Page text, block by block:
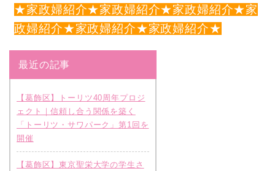
★家政婦紹介★家政婦紹介★家政婦紹介★家
政婦紹介★家政婦紹介★家政婦紹介★
最近の記事
【葛飾区】トーリツ40周年プロジ
ェクト｜信頼し合う関係を築く
「トーリツ・サワパーク」第1回を
開催
【葛飾区】東京聖栄大学の学生さ